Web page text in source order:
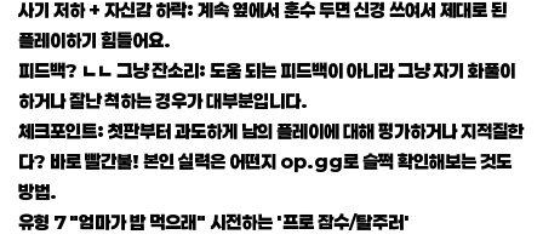
사기 저하 + 자신감 하락: 계속 옆에서 훈수 두면 신경 쓰여서 제대로 된
플레이하기 힘들어요.
피드백? ㄴㄴ 그냥 잔소리: 도움 되는 피드백이 아니라 그냥 자기 화풀이
하거나 잘난 척하는 경우가 대부분입니다.
체크포인트: 첫판부터 과도하게 남의 플레이에 대해 평가하거나 지적질한
다? 바로 빨간불! 본인 실력은 어떤지 op.gg로 슬쩍 확인해보는 것도
방법.
유형 7 "엄마가 밥 먹으래" 시전하는 '프로 잠수/탈주러'